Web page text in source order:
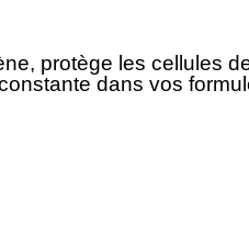
protège les cellules
dans vos